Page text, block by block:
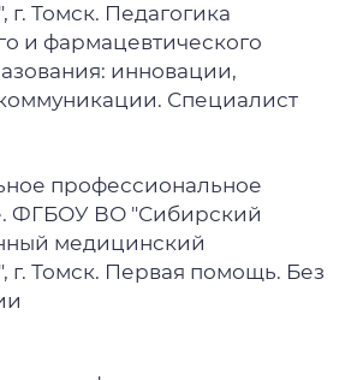
г. Томск. Педагогика
и фармацевтического
инновации,
Специалист
профессиональное
ФГБОУ ВО "Сибирский
медицинский
г. Томск. Первая помощь. Без